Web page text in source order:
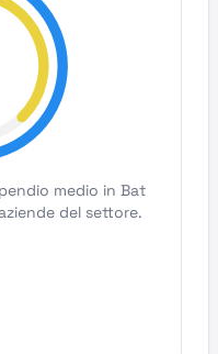
medio in Bat
del settore.